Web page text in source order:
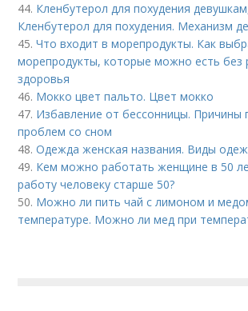
44. Кленбутерол для похудения
Кленбутерол для похудения. Механизм
45.Что входит в морепродукты. Как
морепродукты, которые можно есть без
здоровья
46. Мокко цвет пальто. Цвет мокко
47. Избавление от бессонницы. Причины
проблем со сном
48.Одежда женская названия. Виды
49. Кем можно работать женщине в 50
работу человеку старше 50?
50. Можно ли пить чай с лимоном и
температуре. Можно ли мед при